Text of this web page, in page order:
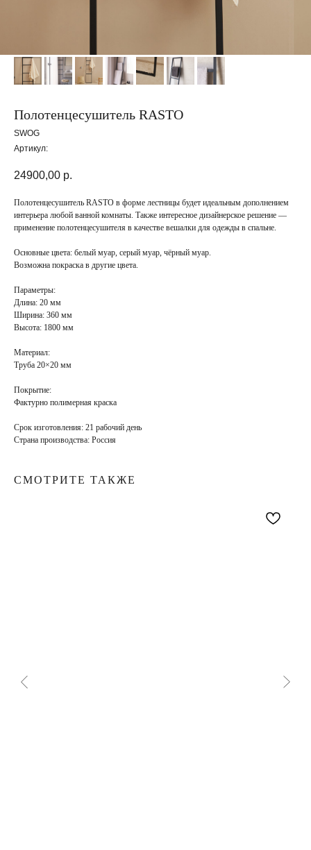
Полотенцесушитель RASTO
SWOG
Артикул:
24900,00 р.
Полотенцесушитель RASTO в форме лестницы будет идеальным дополнением
интерьера любой ванной комнаты. Также интересное дизайнерское решение —
применение полотенцесушителя в качестве вешалки для одежды в спальне.
Основные цвета: белый муар, серый муар, чёрный муар.
Возможна покраска в другие цвета.
Параметры:
Длина: 20 мм
Ширина: 360 мм
Высота: 1800 мм
Материал:
Труба 20×20 мм
Покрытие:
Фактурно полимерная краска
Срок изготовления: 21 рабочий день
Страна производства: Россия
СМОТРИТЕ ТАКЖЕ